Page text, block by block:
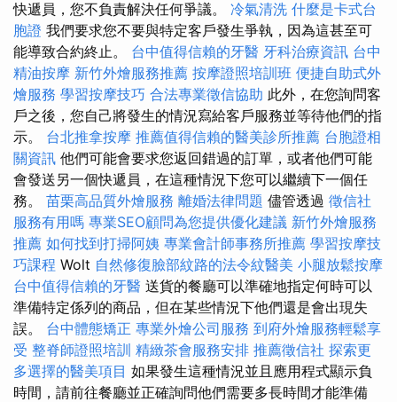
快遞員，您不負責解決任何爭議。 冷氣清洗 什麼是卡式台
胞證 我們要求您不要與特定客戶發生爭執，因為這甚至可
能導致合約終止。 台中值得信賴的牙醫 牙科治療資訊 台中
精油按摩 新竹外燴服務推薦 按摩證照培訓班 便捷自助式外
燴服務 學習按摩技巧 合法專業徵信協助 此外，在您詢問客
戶之後，您自己將發生的情況寫給客戶服務並等待他們的指
示。 台北推拿按摩 推薦值得信賴的醫美診所推薦 台胞證相
關資訊 他們可能會要求您返回錯過的訂單，或者他們可能
會發送另一個快遞員，在這種情況下您可以繼續下一個任
務。 苗栗高品質外燴服務 離婚法律問題 儘管透過 徵信社
服務有用嗎 專業SEO顧問為您提供優化建議 新竹外燴服務
推薦 如何找到打掃阿姨 專業會計師事務所推薦 學習按摩技
巧課程 Wolt 自然修復臉部紋路的法令紋醫美 小腿放鬆按摩
台中值得信賴的牙醫 送貨的餐廳可以準確地指定何時可以
準備特定係列的商品，但在某些情況下他們還是會出現失
誤。 台中體態矯正 專業外燴公司服務 到府外燴服務輕鬆享
受 整脊師證照培訓 精緻茶會服務安排 推薦徵信社 探索更
多選擇的醫美項目 如果發生這種情況並且應用程式顯示負
時間，請前往餐廳並正確詢問他們需要多長時間才能準備